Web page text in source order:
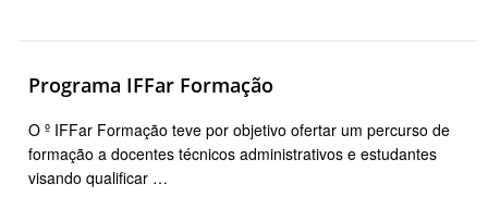
Programa IFFar Formação
O º IFFar Formação teve por objetivo ofertar um percurso de
formação a docentes técnicos administrativos e estudantes
visando qualificar …